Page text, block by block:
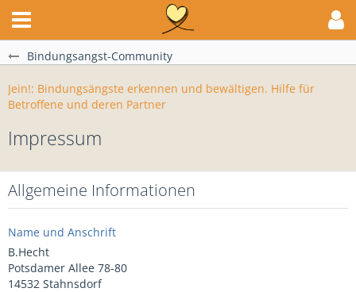
Bindungsangst-Community
Jein!: Bindungsängste erkennen und bewältigen. Hilfe für
Betroffene und deren Partner
Impressum
Allgemeine Informationen
Name und Anschrift
B.Hecht
Potsdamer Allee 78-80
14532 Stahnsdorf